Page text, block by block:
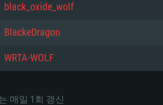
장 공간: 22.1 GB (최소 클
장 공간: 22.1 GB (최소 클
black_oxide_wolf
BlackeDragon
WRTA-WOLF
매일 1회 갱신